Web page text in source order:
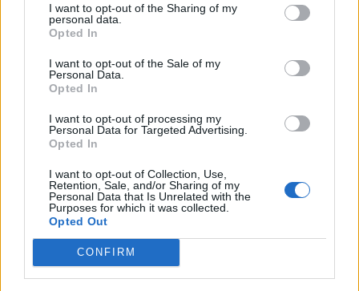
I want to opt-out of the Sharing of my
personal data.
Opted In
I want to opt-out of the Sale of my
Personal Data.
Opted In
I want to opt-out of processing my
Personal Data for Targeted Advertising.
Opted In
I want to opt-out of Collection, Use,
Retention, Sale, and/or Sharing of my
Personal Data that Is Unrelated with the
Purposes for which it was collected.
Opted Out
CONFIRM
NAUJI